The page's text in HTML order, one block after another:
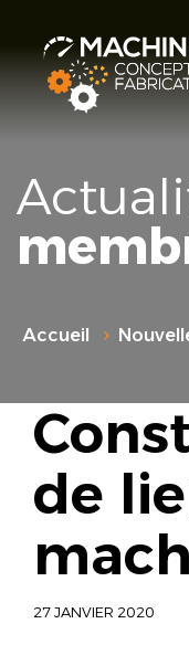
Accueil
de
27 JANVIER 2020